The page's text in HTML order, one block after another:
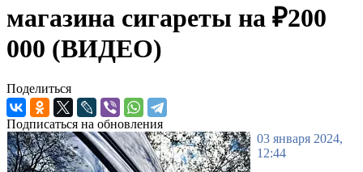
магазина сигареты на ₽200
000 (ВИДЕО)
Поделиться
Подписаться на обновления
03 января 2024,
12:44